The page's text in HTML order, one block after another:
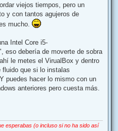
viejos tiempos, pero un
y con tantos agujeros de
mucho.
Intel Core i5-
eso debería de moverte de sobra
le metes el VirualBox y dentro
fluido que si lo instalas
puedes hacer lo mismo con un
anteriores pero cuesta más.
esperabas (o incluso si no ha sido así